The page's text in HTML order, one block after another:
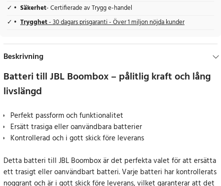
Säkerhet- Certifierade av Trygg e-handel
Trygghet- 30 dagars prisgaranti - Över 1 miljon nöjda kunder
Beskrivning
Batteri till JBL Boombox – pålitlig kraft och lång
livslängd
Perfekt passform och funktionalitet
Ersätt trasiga eller oanvändbara batterier
Kontrollerad och i gott skick före leverans
Detta batteri till JBL Boombox är det perfekta valet för att ersätta
ett trasigt eller oanvändbart batteri. Varje batteri har kontrollerats
noggrant och är i gott skick före leverans, vilket garanterar att det